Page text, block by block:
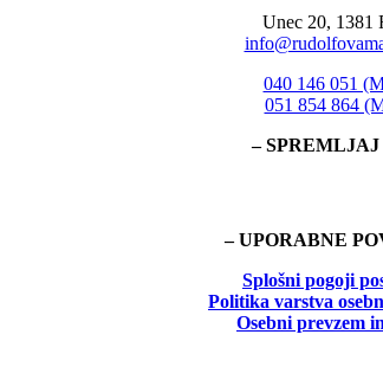
Unec 20, 1381
040 146 051
051 854 864
– SPREMLJAJ
– UPORABNE
Splošni pogoji
Politika varstva
Osebni prevzem